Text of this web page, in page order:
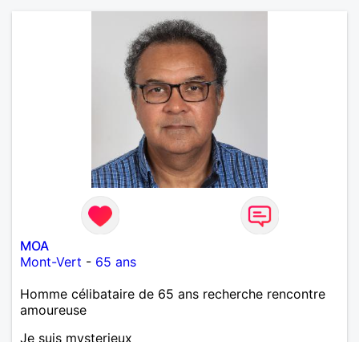
pense en tout cas 😂)
MOA
Mont-Vert - 65 ans
Homme célibataire de 65 ans recherche rencontre
amoureuse
Je suis mysterieux